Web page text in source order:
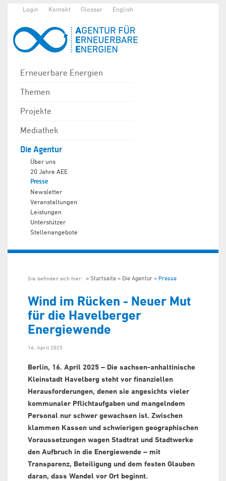
Login Kontakt Glossar English
Erneuerbare Energien
Themen
Projekte
Mediathek
Die Agentur
Über uns
20 Jahre AEE
Presse
Newsletter
Veranstaltungen
Leistungen
Unterstützer
Stellenangebote
Sie befinden sich hier: Startseite Die Agentur Presse
Wind im Rücken - Neuer Mut
für die Havelberger
Energiewende
16. April 2025
Berlin, 16. April 2025 – Die sachsen-anhaltinische
Kleinstadt Havelberg steht vor finanziellen
Herausforderungen, denen sie angesichts vieler
kommunaler Pflichtaufgaben und mangelndem
Personal nur schwer gewachsen ist. Zwischen
klammen Kassen und schwierigen geographischen
Voraussetzungen wagen Stadtrat und Stadtwerke
den Aufbruch in die Energiewende – mit
Transparenz, Beteiligung und dem festen Glauben
daran, dass Wandel vor Ort beginnt.